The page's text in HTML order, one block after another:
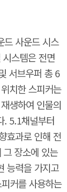
드 사운드 시스
스템은 전면
서브우퍼 총 6
치한 스피커는
생하여 인물의
. 5.1채널부터
효과로 인해 전
장소에 있는
능력을 가지고
커를 사용하는